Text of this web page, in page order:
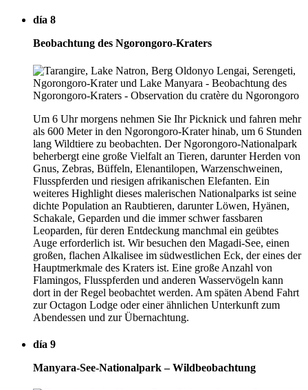
día 8
Beobachtung des Ngorongoro-Kraters
Um 6 Uhr morgens nehmen Sie Ihr Picknick und fahren mehr
als 600 Meter in den Ngorongoro-Krater hinab, um 6 Stunden
lang Wildtiere zu beobachten. Der Ngorongoro-Nationalpark
beherbergt eine große Vielfalt an Tieren, darunter Herden von
Gnus, Zebras, Büffeln, Elenantilopen, Warzenschweinen,
Flusspferden und riesigen afrikanischen Elefanten. Ein
weiteres Highlight dieses malerischen Nationalparks ist seine
dichte Population an Raubtieren, darunter Löwen, Hyänen,
Schakale, Geparden und die immer schwer fassbaren
Leoparden, für deren Entdeckung manchmal ein geübtes
Auge erforderlich ist. Wir besuchen den Magadi-See, einen
großen, flachen Alkalisee im südwestlichen Eck, der eines der
Hauptmerkmale des Kraters ist. Eine große Anzahl von
Flamingos, Flusspferden und anderen Wasservögeln kann
dort in der Regel beobachtet werden. Am späten Abend Fahrt
zur Octagon Lodge oder einer ähnlichen Unterkunft zum
Abendessen und zur Übernachtung.
día 9
Manyara-See-Nationalpark – Wildbeobachtung